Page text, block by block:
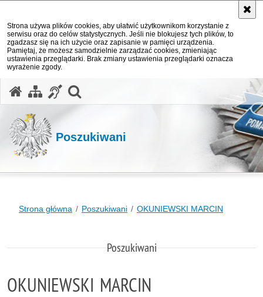
Strona używa plików cookies, aby ułatwić użytkownikom korzystanie z
serwisu oraz do celów statystycznych. Jeśli nie blokujesz tych plików, to
zgadzasz się na ich użycie oraz zapisanie w pamięci urządzenia.
Pamiętaj, że możesz samodzielnie zarządzać cookies, zmieniając
ustawienia przeglądarki. Brak zmiany ustawienia przeglądarki oznacza
wyrażenie zgody.
Poszukiwani
Strona główna Poszukiwani OKUNIEWSKI MARCIN
Poszukiwani
OKUNIEWSKI MARCIN